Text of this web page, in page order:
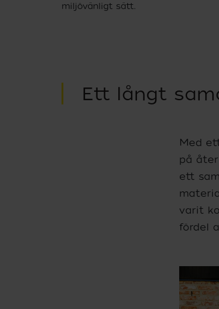
miljövänligt sätt.
Ett långt
Med
på
ett
varit
fördel